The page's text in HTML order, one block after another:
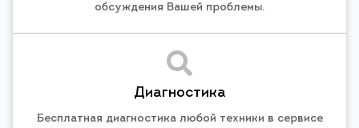
обсуждения Вашей проблемы.
Диагностика
Бесплатная диагностика любой техники в сервисе